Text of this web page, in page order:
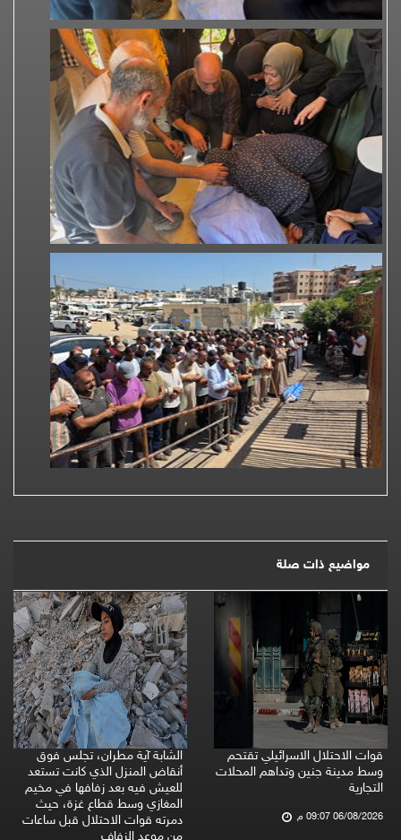
مواضيع ذات صلة
قوات الاحتلال الاسرائيلي تقتحم
وسط مدينة جنين وتداهم المحلات
التجارية
06/08/2026 09:07 م
الشابة آية مطران، تجلس فوق
أنقاض المنزل الذي كانت تستعد
للعيش فيه بعد زفافها في مخيم
المغازي وسط قطاع غزة، حيث
دمرته قوات الاحتلال قبل ساعات
من موعد الزفاف